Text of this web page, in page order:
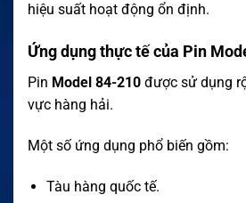
hiệu suất hoạt động ổn định.
Ứng dụng thực tế của Pin
Pin Model 84-210 được sử dụng
vực hàng hải.
Một số ứng dụng phổ biến gồm:
Tàu hàng quốc tế.